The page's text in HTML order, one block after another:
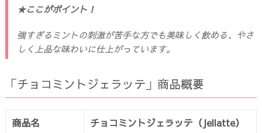
★ここがポイント！
強すぎるミントの刺激が苦手な方でも美味しく飲める、やさ
しく上品な味わいに仕上がっています。
「チョコミントジェラッテ」商品概要
商品名
チョコミントジェラッテ（Jellatte）